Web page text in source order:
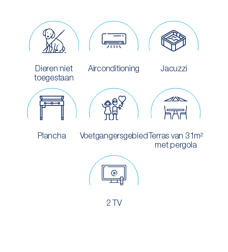
Dieren niet
toegestaan
Airconditioning Jacuzzi
Plancha Voetgangersgebied Terras van 31m²
met pergola
2 TV